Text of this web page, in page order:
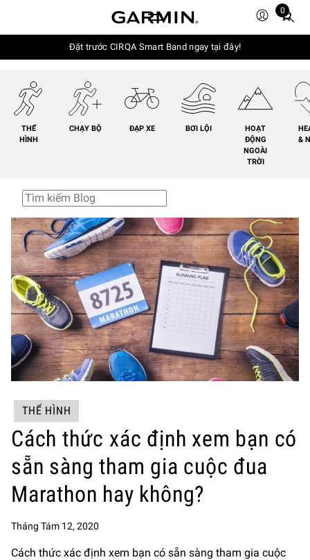
0
Total
cart:
Đặt trước CIRQA Smart Band ngay tại đây!
THỂ
HÌNH
CHẠY BỘ ĐẠP XE BƠI LỘI
HOẠT
ĐỘNG
NGOÀI
TRỜI
&
THỂ HÌNH
Cách thức xác định xem bạn có
sẵn sàng tham gia cuộc đua
Marathon hay không?
Tháng Tám 12, 2020
Cách thức xác định xem bạn có sẵn sàng tham gia cuộc